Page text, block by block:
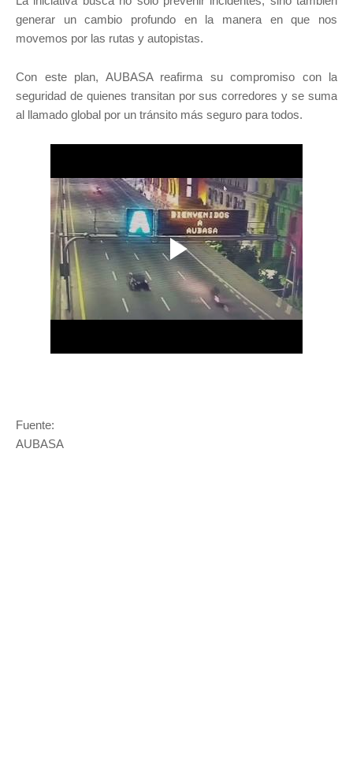
generar un cambio profundo en la manera en que nos
movemos por las rutas y autopistas.
Con este plan, AUBASA reafirma su compromiso con la
seguridad de quienes transitan por sus corredores y se suma
al llamado global por un tránsito más seguro para todos.
Fuente:
AUBASA